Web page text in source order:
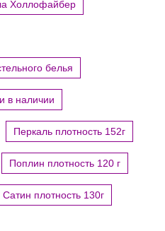
Холлофайбер
белья
в наличии
Перкаль плотность 152г
Поплин плотность 120 г
Сатин плотность 130г